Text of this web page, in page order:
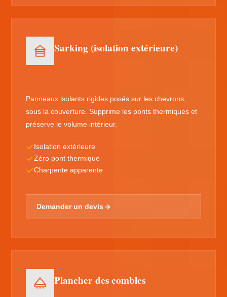
Sarking (isolation extérieure)
Panneaux isolants rigides posés sur les chevrons,
sous la couverture. Supprime les ponts thermiques et
préserve le volume intérieur.
Isolation extérieure
Zéro pont thermique
Charpente apparente
Demander un devis
Plancher des combles